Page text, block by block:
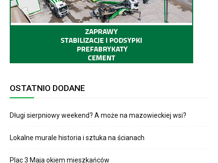
OSTATNIO DODANE
Długi sierpniowy weekend? A może na mazowieckiej wsi?
Lokalne murale historia i sztuka na ścianach
Plac 3 Maja okiem mieszkańców